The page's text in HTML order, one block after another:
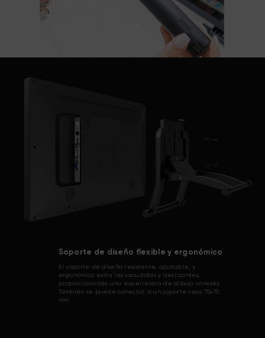
Soporte de diseño flexible y ergonómico
El soporte de diseño resistente, ajustable, y
ergonómico evita las sacudidas y deslizantes,
proporcionando una experiencia de dibujo cómoda.
También se puede conectar a un soporte vesa 75x75
mm.